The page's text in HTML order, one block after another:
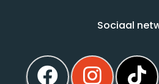
Sociaal